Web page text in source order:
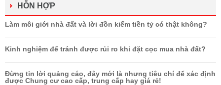
HỖN HỢP
Làm môi giới nhà đất và lời đồn kiếm tiền tỷ có thật không?
Kinh nghiệm để tránh được rủi ro khi đặt cọc mua nhà đất?
Đừng tin lời quảng cáo, đây mới là nhưng tiêu chí để xác định
được Chung cư cao cấp, trung cấp hay giá rẻ!